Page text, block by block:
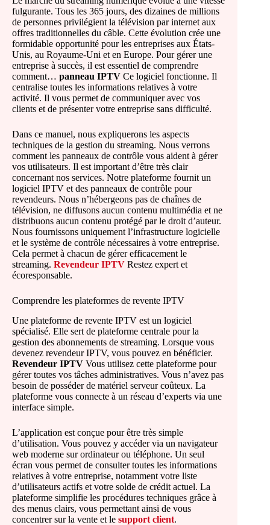
fulgurante. Tous les 365 jours, des dizaines de millions
de personnes privilégient la télévision par internet aux
offres traditionnelles du câble. Cette évolution crée une
formidable opportunité pour les entreprises aux États-
Unis, au Royaume-Uni et en Europe. Pour gérer une
entreprise à succès, il est essentiel de comprendre
comment… panneau IPTV Ce logiciel fonctionne. Il
centralise toutes les informations relatives à votre
activité. Il vous permet de communiquer avec vos
clients et de présenter votre entreprise sans difficulté.
Dans ce manuel, nous expliquerons les aspects
techniques de la gestion du streaming. Nous verrons
comment les panneaux de contrôle vous aident à gérer
vos utilisateurs. Il est important d’être très clair
concernant nos services. Notre plateforme fournit un
logiciel IPTV et des panneaux de contrôle pour
revendeurs. Nous n’hébergeons pas de chaînes de
télévision, ne diffusons aucun contenu multimédia et ne
distribuons aucun contenu protégé par le droit d’auteur.
Nous fournissons uniquement l’infrastructure logicielle
et le système de contrôle nécessaires à votre entreprise.
Cela permet à chacun de gérer efficacement le
streaming. Revendeur IPTV Restez expert et
écoresponsable.
Comprendre les plateformes de revente IPTV
Une plateforme de revente IPTV est un logiciel
spécialisé. Elle sert de plateforme centrale pour la
gestion des abonnements de streaming. Lorsque vous
devenez revendeur IPTV, vous pouvez en bénéficier.
Revendeur IPTV Vous utilisez cette plateforme pour
gérer toutes vos tâches administratives. Vous n’avez pas
besoin de posséder de matériel serveur coûteux. La
plateforme vous connecte à un réseau d’experts via une
interface simple.
L’application est conçue pour être très simple
d’utilisation. Vous pouvez y accéder via un navigateur
web moderne sur ordinateur ou téléphone. Un seul
écran vous permet de consulter toutes les informations
relatives à votre entreprise, notamment votre liste
d’utilisateurs actifs et votre solde de crédit actuel. La
plateforme simplifie les procédures techniques grâce à
des menus clairs, vous permettant ainsi de vous
concentrer sur la vente et le support client.